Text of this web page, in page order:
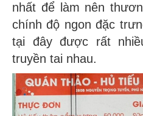
nhất để làm nên
chính độ ngon đặc
tại đây được rất
truyền tai nhau.